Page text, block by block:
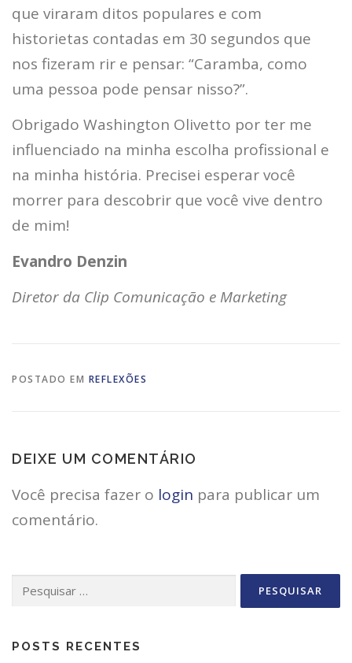
que viraram ditos populares e com
historietas contadas em 30 segundos que
nos fizeram rir e pensar: “Caramba, como
uma pessoa pode pensar nisso?”.
Obrigado Washington Olivetto por ter me
influenciado na minha escolha profissional e
na minha história. Precisei esperar você
morrer para descobrir que você vive dentro
de mim!
Evandro Denzin
Diretor da Clip Comunicação e Marketing
POSTADO EM REFLEXÕES
DEIXE UM COMENTÁRIO
Você precisa fazer o login para publicar um
comentário.
Pesquisar
POSTS RECENTES